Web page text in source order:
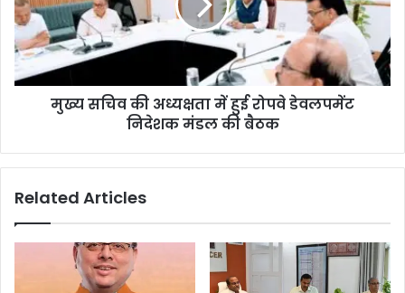
मुख्य सचिव की अध्यक्षता में हुई रोपवे डेवलपमेंट
निदेशक मंडल की बैठक
Related Articles